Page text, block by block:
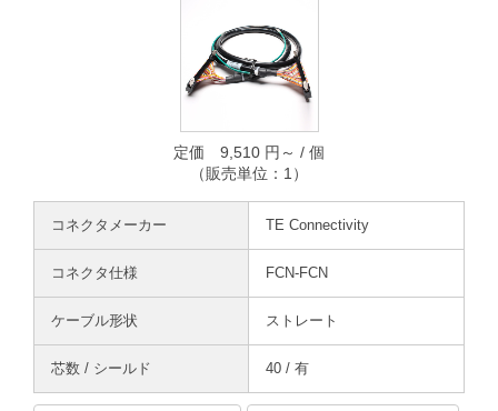
定価 9,510 円～ / 個
（販売単位：1）
コネクタメーカー TE Connectivity
コネクタ仕様 FCN-FCN
ケーブル形状 ストレート
芯数 / シールド 40 / 有